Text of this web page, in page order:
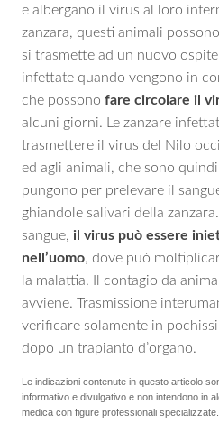
e albergano il virus al loro
zanzara, questi animali
si trasmette ad un nuovo
infettate quando vengono in
che possono fare circolare il
alcuni giorni. Le zanzare
trasmettere il virus del Nilo
ed agli animali, che sono
pungono per prelevare il
ghiandole salivari della
sangue, il virus può essere
nell’uomo, dove può
la malattia. Il contagio da
avviene. Trasmissione
verificare solamente in
dopo un trapianto d’organo.
Le indicazioni contenute in questo articolo
informativo e divulgativo e non intendono in
medica con figure professionali